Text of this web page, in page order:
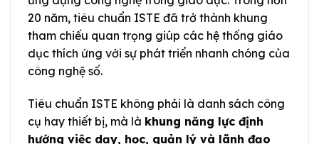
20 năm, tiêu chuẩn ISTE đã trở thành khung
tham chiếu quan trọng giúp các hệ thống giáo
dục thích ứng với sự phát triển nhanh chóng của
công nghệ số.
Tiêu chuẩn ISTE không phải là danh sách công
cụ hay thiết bị, mà là khung năng lực định
hướng việc dạy, học, quản lý và lãnh đạo